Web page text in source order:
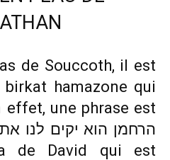
de Souccoth, il est
hamazone qui
effet, une phrase est